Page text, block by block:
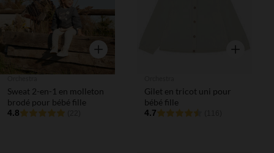
Aperçu rapide
Sweat 2-en-1 en molleton
brodé pour bébé fille
4.8
Aperçu
Gilet en tricot uni pour
bébé fille
4.7